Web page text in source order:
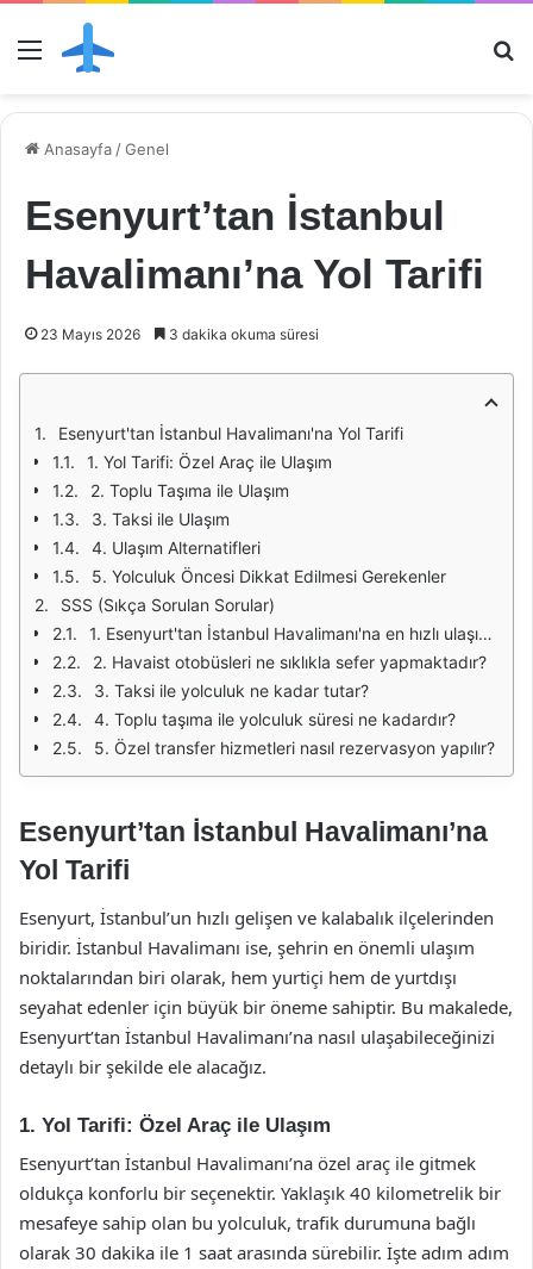
Menü
Anasayfa /Genel
Esenyurt’tan İstanbul
Havalimanı’na Yol Tarifi
23 Mayıs 2026 3 dakika okuma süresi
Esenyurt'tan İstanbul Havalimanı'na Yol Tarifi
1. Yol Tarifi: Özel Araç ile Ulaşım
2. Toplu Taşıma ile Ulaşım
3. Taksi ile Ulaşım
4. Ulaşım Alternatifleri
5. Yolculuk Öncesi Dikkat Edilmesi Gerekenler
SSS (Sıkça Sorulan Sorular)
1. Esenyurt'tan İstanbul Havalimanı'na en hızlı ulaşım yöntemi nedir?
2. Havaist otobüsleri ne sıklıkla sefer yapmaktadır?
3. Taksi ile yolculuk ne kadar tutar?
4. Toplu taşıma ile yolculuk süresi ne kadardır?
5. Özel transfer hizmetleri nasıl rezervasyon yapılır?
Esenyurt’tan İstanbul Havalimanı’na
Yol Tarifi
Esenyurt, İstanbul’un hızlı gelişen ve kalabalık ilçelerinden
biridir. İstanbul Havalimanı ise, şehrin en önemli ulaşım
noktalarından biri olarak, hem yurtiçi hem de yurtdışı
seyahat edenler için büyük bir öneme sahiptir. Bu makalede,
Esenyurt’tan İstanbul Havalimanı’na nasıl ulaşabileceğinizi
detaylı bir şekilde ele alacağız.
1. Yol Tarifi: Özel Araç ile Ulaşım
Esenyurt’tan İstanbul Havalimanı’na özel araç ile gitmek
oldukça konforlu bir seçenektir. Yaklaşık 40 kilometrelik bir
mesafeye sahip olan bu yolculuk, trafik durumuna bağlı
olarak 30 dakika ile 1 saat arasında sürebilir. İşte adım adım